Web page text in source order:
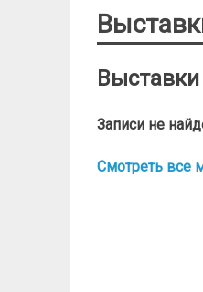
Записи не
Смотреть все